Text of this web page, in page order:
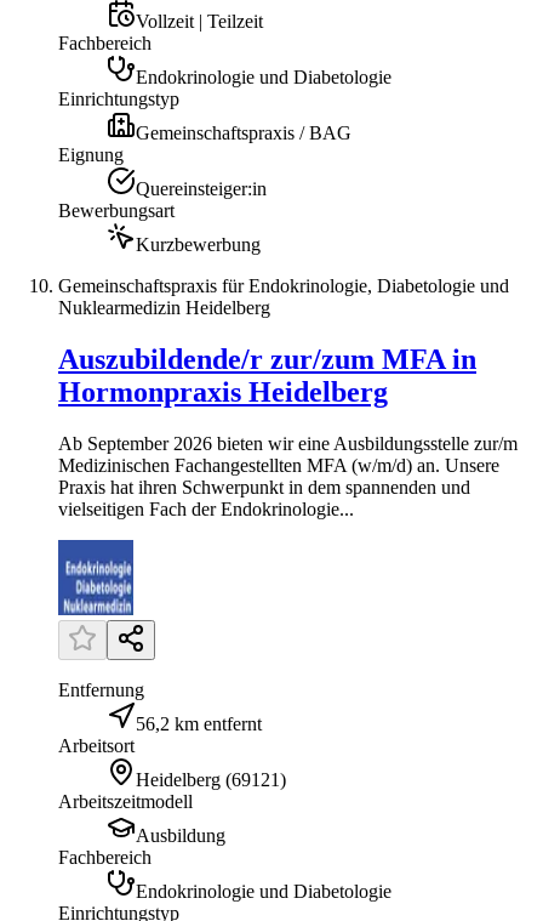
Vollzeit | Teilzeit
Fachbereich
Endokrinologie und Diabetologie
Einrichtungstyp
Gemeinschaftspraxis / BAG
Eignung
Quereinsteiger:in
Bewerbungsart
Kurzbewerbung
Gemeinschaftspraxis für Endokrinologie, Diabetologie und
Nuklearmedizin Heidelberg
Auszubildende/r zur/zum MFA in
Hormonpraxis Heidelberg
Ab September 2026 bieten wir eine Ausbildungsstelle zur/m
Medizinischen Fachangestellten MFA (w/m/d) an. Unsere
Praxis hat ihren Schwerpunkt in dem spannenden und
vielseitigen Fach der Endokrinologie...
Entfernung
56,2 km entfernt
Arbeitsort
Heidelberg (69121)
Arbeitszeitmodell
Ausbildung
Fachbereich
Endokrinologie und Diabetologie
Einrichtungstyp